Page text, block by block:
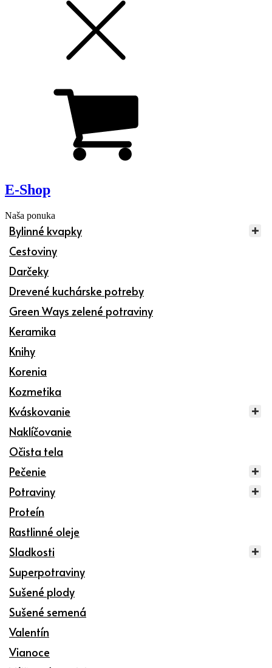
E-Shop
Naša ponuka
Bylinné kvapky
Cestoviny
Darčeky
Drevené kuchárske potreby
Green Ways zelené potraviny
Keramika
Knihy
Korenia
Kozmetika
Kváskovanie
Naklíčovanie
Očista tela
Pečenie
Potraviny
Proteín
Rastlinné oleje
Sladkosti
Superpotraviny
Sušené plody
Sušené semená
Valentín
Vianoce